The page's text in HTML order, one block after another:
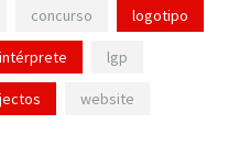
concurso logotipo
intérprete lgp
website